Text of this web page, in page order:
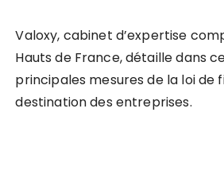
Valoxy, cabinet d’expertise
Hauts de France, détaille dans
principales mesures de la loi de
destination des entreprises.